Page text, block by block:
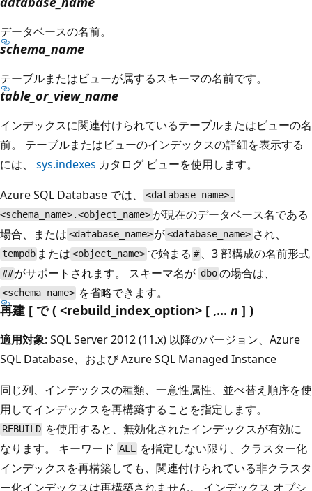
データベースの名前。
schema_name
テーブルまたはビューが属するスキーマの名前です。
table_or_view_name
インデックスに関連付けられているテーブルまたはビューの名
前。 テーブルまたはビューのインデックスの詳細を表示する
には、 sys.indexes カタログ ビューを使用します。
Azure SQL Database では、
<database_name>.
<schema_name>.<object_name> が現在のデータベース名である
場合、または <database_name> が<database_name> され、
tempdb または <object_name> で始まる # 、3 部構成の名前形式
## がサポートされます。 スキーマ名が dboの場合は、
<schema_name> を省略できます。
再建 [ で ( <rebuild_index_option> [ ,... n ] )
適用対象: SQL Server 2012 (11.x) 以降のバージョン、Azure
SQL Database、および Azure SQL Managed Instance
同じ列、インデックスの種類、一意性属性、並べ替え順序を使
用してインデックスを再構築することを指定します。
REBUILD を使用すると、無効化されたインデックスが有効に
なります。 キーワード ALL を指定しない限り、クラスター化
インデックスを再構築しても、関連付けられている非クラスタ
ー化インデックスは再構築されません。 インデックス オプシ